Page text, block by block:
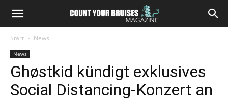
Start News
News
Ghøstkid kündigt exklusives
Social Distancing-Konzert an